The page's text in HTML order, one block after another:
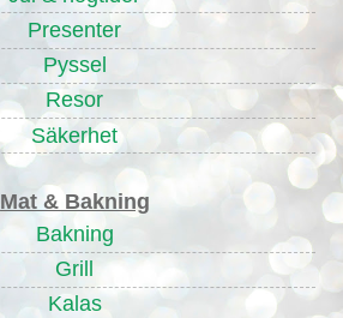
Presenter
Pyssel
Resor
Säkerhet
Mat & Bakning
Bakning
Grill
Kalas